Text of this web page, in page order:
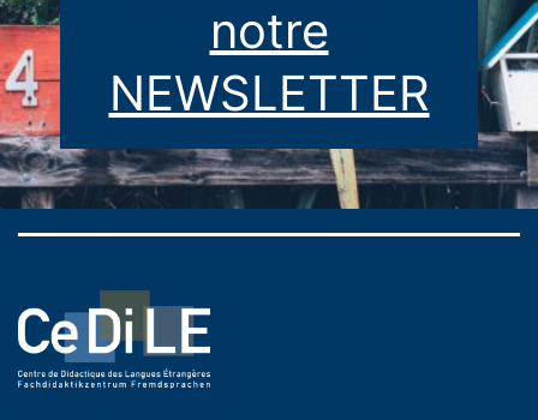
notre
NEWSLETTER